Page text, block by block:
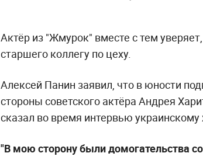
Актёр из "Жмурок" вместе с тем
старшего коллегу по цеху.
Алексей Панин заявил, что в юности
стороны советского актёра Андрея
сказал во время интервью
"В мою сторону были домогательства